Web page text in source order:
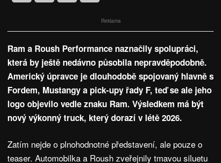
Reklama
Ram a Roush Performance naznačily spolupráci,
která by ještě nedávno působila nepravděpodobně.
Americký úpravce je dlouhodobě spojovaný hlavně s
Fordem, Mustangy a pick-upy řady F, teď se ale jeho
logo objevilo vedle znaku Ram. Výsledkem má být
nový výkonný truck, který dorazí v létě 2026.
Zatím nejde o plnohodnotné představení, ale pouze o
teaser. Automobilka a Roush zveřejnily tmavou siluetu